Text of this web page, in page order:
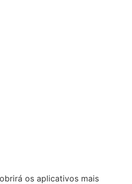
os aplicativos mais